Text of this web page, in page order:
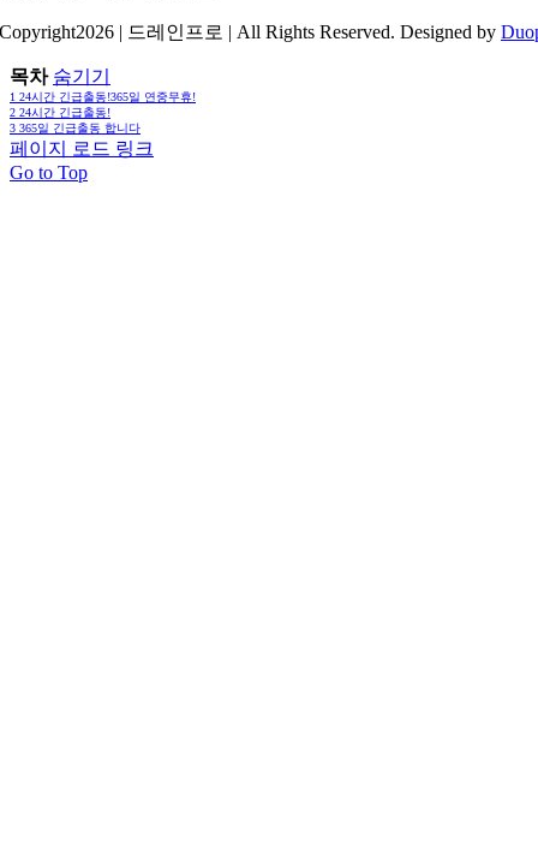
| 드레인프로 | All Rights Reserved. Designed by
목차 숨기기
1 24시간 긴급출동!365일 연중무휴!
2 24시간 긴급출동!
3 365일 긴급출동 합니다
페이지 로드 링크
Go to Top